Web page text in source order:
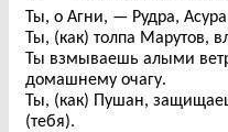
Ты, о Агни, — Рудра,
Ты, (как) толпа Марутов,
Ты взмываешь алыми
домашнему очагу.
Ты, (как) Пушан,
(тебя).